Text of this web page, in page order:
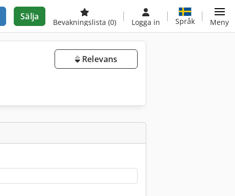
Sälja
Bevakningslista (0) Logga in Språk Meny
Relevans